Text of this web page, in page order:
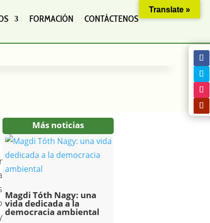
FORMACIÓN CONTÁCTENOS
Más noticias
Magdi Tóth Nagy: una
vida dedicada a la
democracia ambiental
Translate »